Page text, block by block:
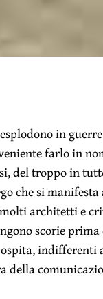
in guerre
farlo in
del troppo in
che si manifesta
architetti e
scorie prima
indifferenti
della